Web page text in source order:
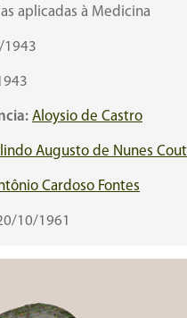
aplicadas à Medicina
1943
Aloysio de Castro
Augusto de Nunes
Cardoso Fontes
10/1961